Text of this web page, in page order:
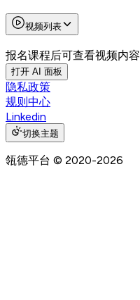
视频列表
报名课程后可查看视频内容
打开 AI 面板
隐私政策
规则中心
Linkedin
切换主题
瓴德平台 © 2020-2026